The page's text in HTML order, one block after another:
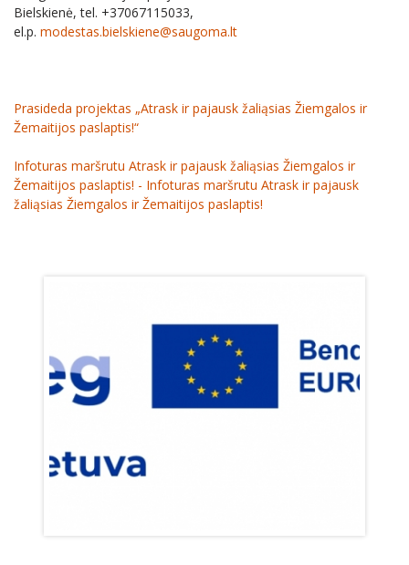
Bielskienė, tel. +37067115033,
el.p. modestas.bielskiene@saugoma.lt
Prasideda projektas „Atrask ir pajausk žaliąsias Žiemgalos ir
Žemaitijos paslaptis!“
Infoturas maršrutu Atrask ir pajausk žaliąsias Žiemgalos ir
Žemaitijos paslaptis! - Infoturas maršrutu Atrask ir pajausk
žaliąsias Žiemgalos ir Žemaitijos paslaptis!